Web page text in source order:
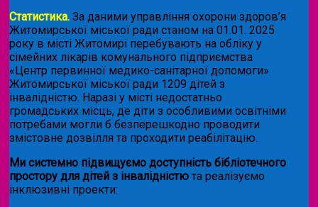
Статистика. За даними управління охорони здоров’я
Житомирської міської ради станом на 01.01. 2025
року в місті Житомирі перебувають на обліку у
сімейних лікарів комунального підприємства
«Центр первинної медико-санітарної допомоги»
Житомирської міської ради 1209 дітей з
інвалідністю. Наразі у місті недостатньо
громадських місць, де діти з особливими освітніми
потребами могли б безперешкодно проводити
змістовне дозвілля та проходити реабілітацію.
Ми системно підвищуємо доступність бібліотечного
простору для дітей з інвалідністю та реалізуємо
інклюзивні проекти: